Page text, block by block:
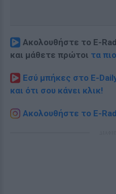
Ακολουθήστε το E-
και μάθετε πρώτοι τα
Εσύ μπήκες στο E-
και ότι σου κάνει κλικ!
Ακολουθήστε το E-